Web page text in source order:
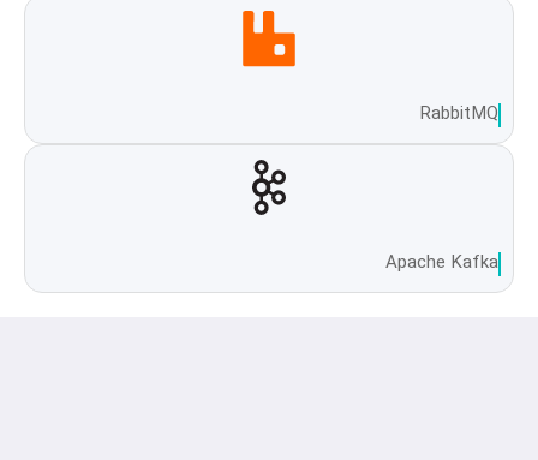
RabbitMQ
Apache Kafka